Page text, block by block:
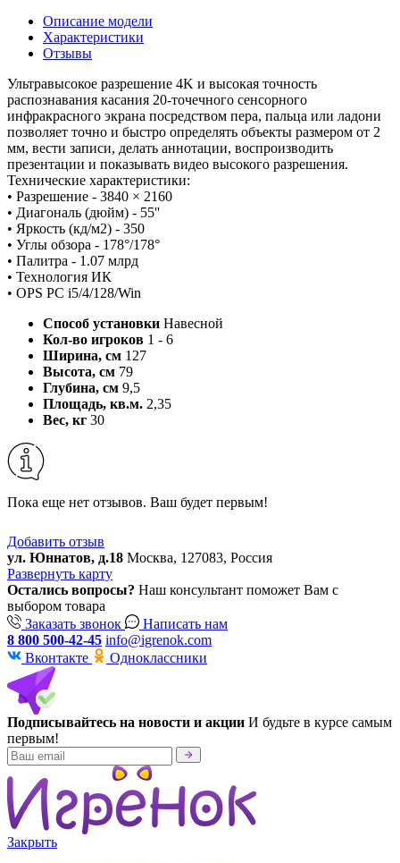
Описание модели
Характеристики
Отзывы
Ультравысокое разрешение 4K и высокая точность
распознавания касания 20-точечного сенсорного
инфракрасного экрана посредством пера, пальца или ладони
позволяет точно и быстро определять объекты размером от 2
мм, вести записи, делать аннотации, воспроизводить
презентации и показывать видео высокого разрешения.
Технические характеристики:
• Разрешение - 3840 × 2160
• Диагональ (дюйм) - 55''
• Яркость (кд/м2) - 350
• Углы обзора - 178°/178°
• Палитра - 1.07 млрд
• Технология ИК
• OPS PC i5/4/128/Win
Способ установки Навесной
Кол-во игроков 1 - 6
Ширина, см 127
Высота, см 79
Глубина, см 9,5
Площадь, кв.м. 2,35
Вес, кг 30
Пока еще нет отзывов. Ваш будет первым!
Добавить отзыв
ул. Юннатов, д.18 Москва, 127083, Россия
Развернуть карту
Остались вопросы? Наш консультант поможет Вам с
выбором товара
Заказать звонок
Написать нам
8 800 500-42-45 info@igrenok.com
Вконтакте
Одноклассники
Подписывайтесь на новости и акции И будьте в курсе самым
первым!
Закрыть